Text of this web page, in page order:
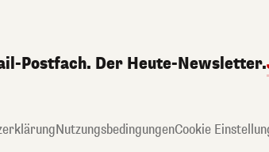
Postfach. Der Heute-Newsletter.
NutzungsbedingungenCookie